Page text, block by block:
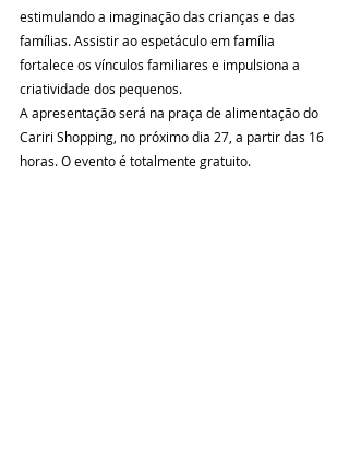
estimulando a imaginação das crianças e das
famílias. Assistir ao espetáculo em família
fortalece os vínculos familiares e impulsiona a
criatividade dos pequenos.
A apresentação será na praça de alimentação do
Cariri Shopping, no próximo dia 27, a partir das 16
horas. O evento é totalmente gratuito.